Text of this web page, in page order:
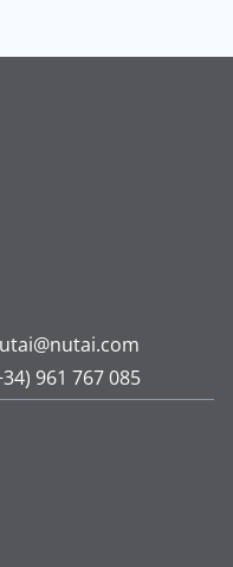
961 767 085